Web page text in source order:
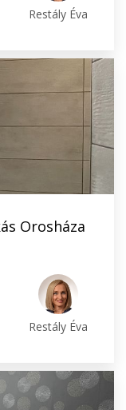
Restály Éva
Orosháza
Restály Éva